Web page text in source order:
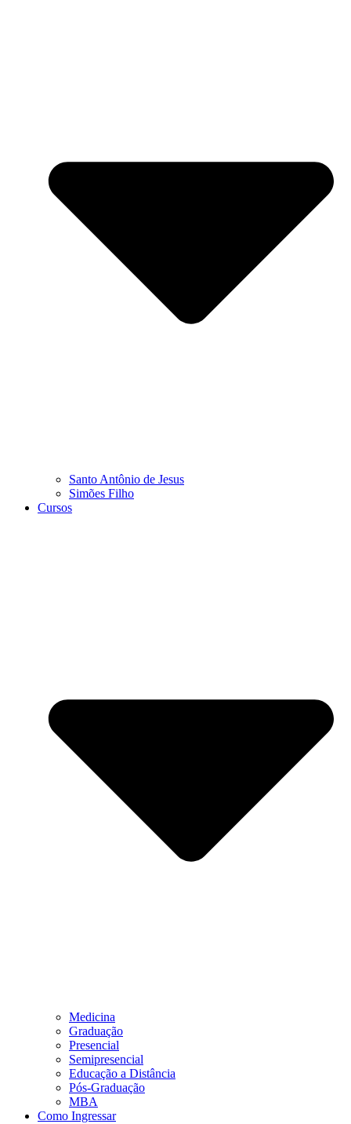
Santo Antônio de Jesus
Simões Filho
Cursos
Medicina
Graduação
Presencial
Semipresencial
Educação a Distância
Pós-Graduação
MBA
Como Ingressar